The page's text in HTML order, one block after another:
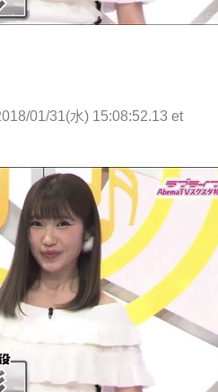
01/31(水) 15:08:52.13 et